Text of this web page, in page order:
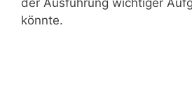
könnte.